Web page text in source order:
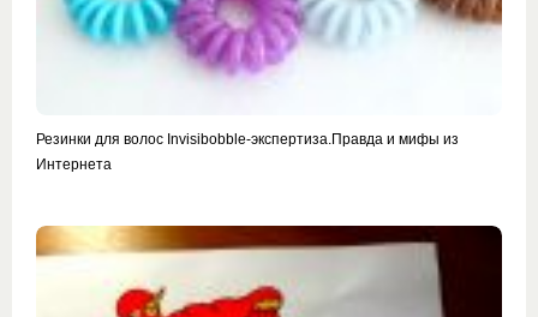
Резинки для волос Invisibobble-экспертиза.Правда и мифы из
Интернета